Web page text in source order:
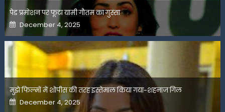
पेड प्रमोशन पर फूटा यामी गौतम का गुस्सा
Posted
on
December 4, 2025
मुझे फिल्मों में शोपीस की तरह इस्तेमाल किया गया-शहनाज गिल
Posted
on
December 4, 2025